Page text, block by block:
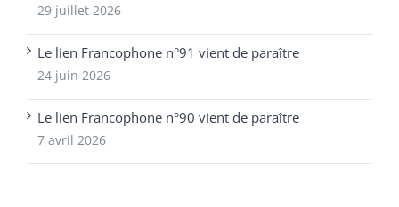
29 juillet 2026
Le lien Francophone n°91 vient de paraître
24 juin 2026
Le lien Francophone n°90 vient de paraître
7 avril 2026